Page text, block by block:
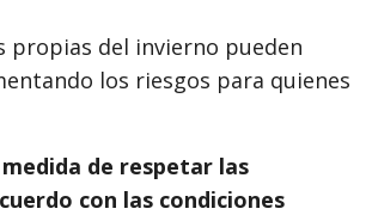
propias del invierno pueden
los riesgos para quienes
de respetar las
con las condiciones